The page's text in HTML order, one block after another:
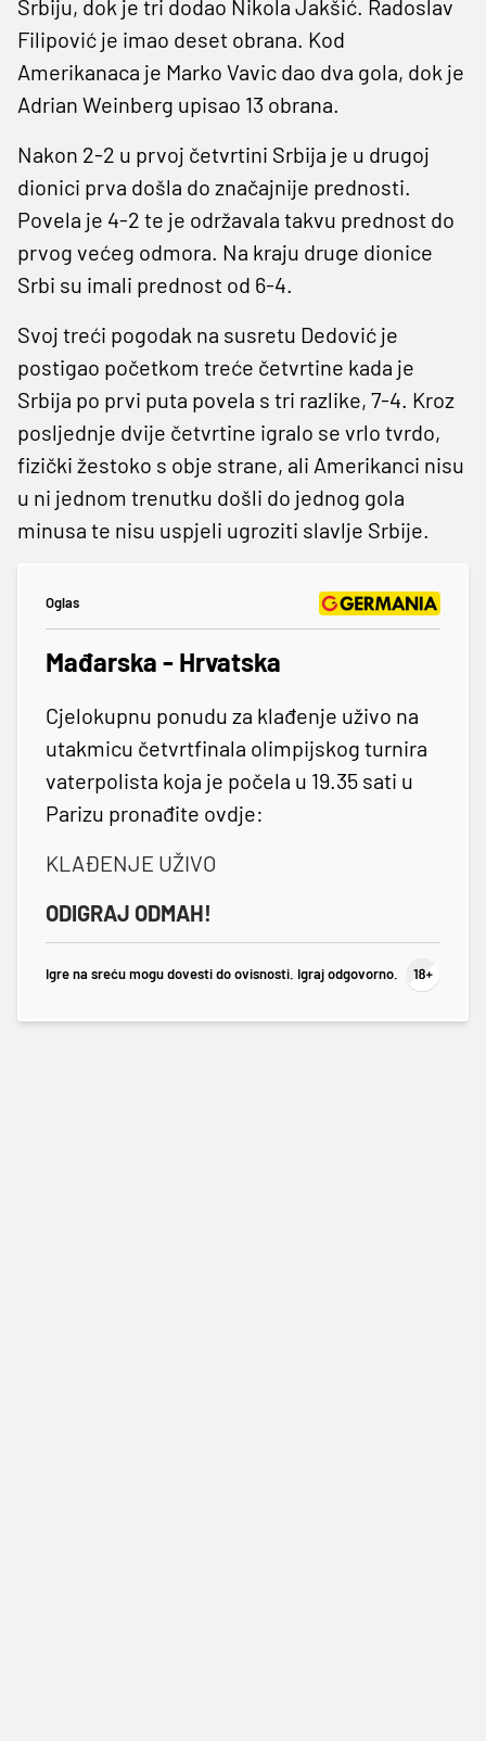
Srbiju, dok je tri dodao Nikola Jakšić. Radoslav
Filipović je imao deset obrana. Kod
Amerikanaca je Marko Vavic dao dva gola, dok je
Adrian Weinberg upisao 13 obrana.
Nakon 2-2 u prvoj četvrtini Srbija je u drugoj
dionici prva došla do značajnije prednosti.
Povela je 4-2 te je održavala takvu prednost do
prvog većeg odmora. Na kraju druge dionice
Srbi su imali prednost od 6-4.
Svoj treći pogodak na susretu Dedović je
postigao početkom treće četvrtine kada je
Srbija po prvi puta povela s tri razlike, 7-4. Kroz
posljednje dvije četvrtine igralo se vrlo tvrdo,
fizički žestoko s obje strane, ali Amerikanci nisu
u ni jednom trenutku došli do jednog gola
minusa te nisu uspjeli ugroziti slavlje Srbije.
Oglas
Mađarska - Hrvatska
Cjelokupnu ponudu za klađenje uživo na
utakmicu četvrtfinala olimpijskog turnira
vaterpolista koja je počela u 19.35 sati u
Parizu pronađite ovdje:
KLAĐENJE UŽIVO
ODIGRAJ ODMAH!
Igre na sreću mogu dovesti do ovisnosti. Igraj odgovorno.